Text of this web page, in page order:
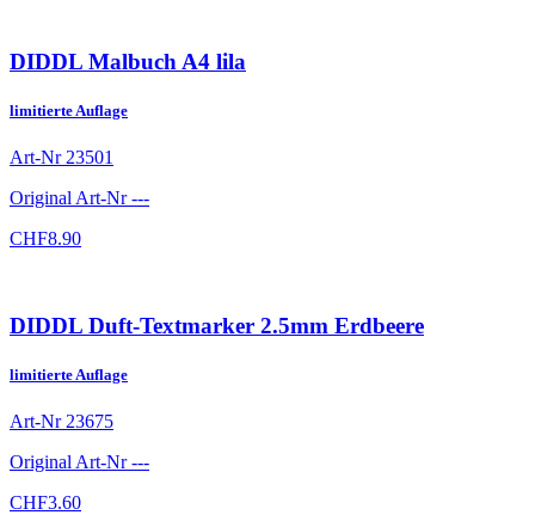
DIDDL Malbuch A4 lila
limitierte Auflage
Art-Nr 23501
Original Art-Nr---
CHF8.90
DIDDL Duft-Textmarker 2.5mm Erdbeere
limitierte Auflage
Art-Nr 23675
Original Art-Nr---
CHF3.60